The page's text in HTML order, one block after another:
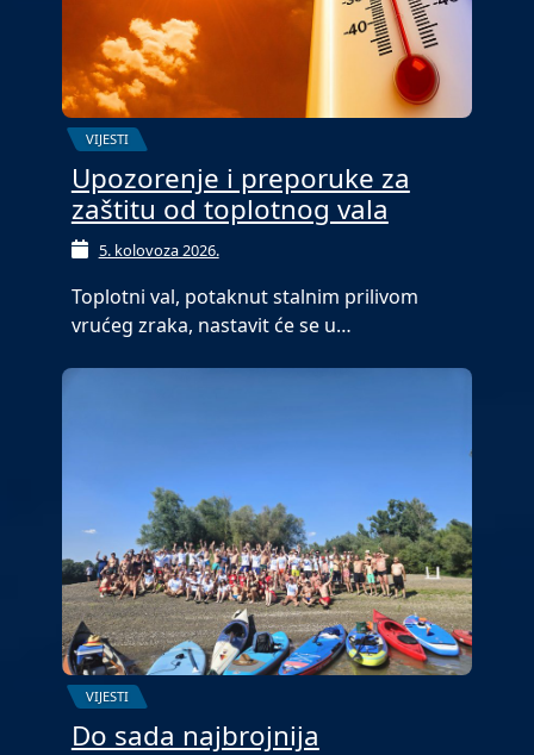
VIJESTI
Upozorenje i preporuke za
zaštitu od toplotnog vala
5. kolovoza 2026.
Toplotni val, potaknut stalnim prilivom
vrućeg zraka, nastavit će se u…
VIJESTI
Do sada najbrojnija